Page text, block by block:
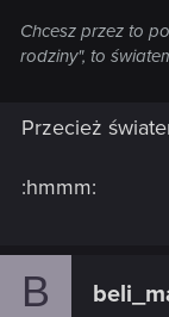
Chcesz przez to
rodziny", to
Przecież
:hmmm:
B